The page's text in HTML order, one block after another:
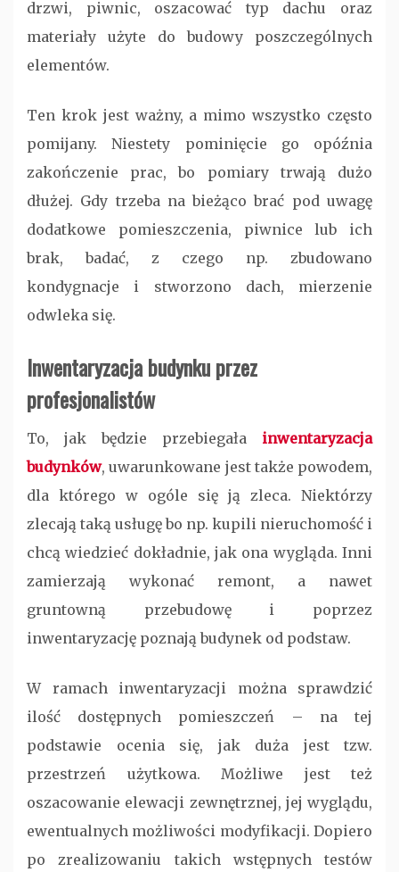
drzwi, piwnic, oszacować typ dachu oraz
materiały użyte do budowy poszczególnych
elementów.
Ten krok jest ważny, a mimo wszystko często
pomijany. Niestety pominięcie go opóźnia
zakończenie prac, bo pomiary trwają dużo
dłużej. Gdy trzeba na bieżąco brać pod uwagę
dodatkowe pomieszczenia, piwnice lub ich
brak, badać, z czego np. zbudowano
kondygnacje i stworzono dach, mierzenie
odwleka się.
Inwentaryzacja budynkuprzez
profesjonalistów
To, jak będzie przebiegała inwentaryzacja
budynków, uwarunkowane jest także powodem,
dla którego w ogóle się ją zleca. Niektórzy
zlecają taką usługę bo np. kupili nieruchomość i
chcą wiedzieć dokładnie, jak ona wygląda. Inni
zamierzają wykonać remont, a nawet
gruntowną przebudowę i poprzez
inwentaryzację poznają budynek od podstaw.
W ramach inwentaryzacji można sprawdzić
ilość dostępnych pomieszczeń – na tej
podstawie ocenia się, jak duża jest tzw.
przestrzeń użytkowa. Możliwe jest też
oszacowanie elewacji zewnętrznej, jej wyglądu,
ewentualnych możliwości modyfikacji. Dopiero
po zrealizowaniu takich wstępnych testów